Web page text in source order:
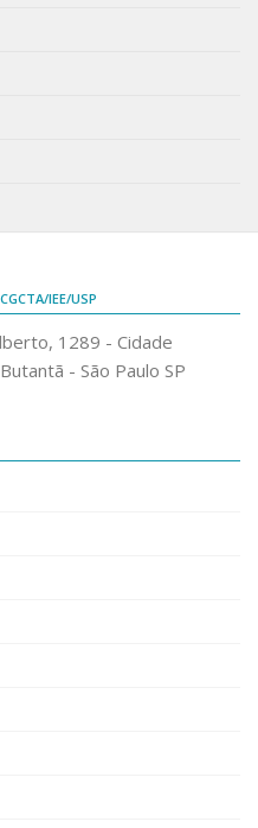
IEE/USP
1289 - Cidade
- São Paulo SP